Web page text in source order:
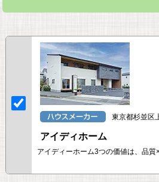
東京都杉並区
アイディホーム
アイディーホーム3つの価値は、品質